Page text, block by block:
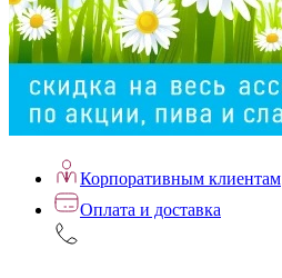
Корпоративным клиентам
Оплата и доставка